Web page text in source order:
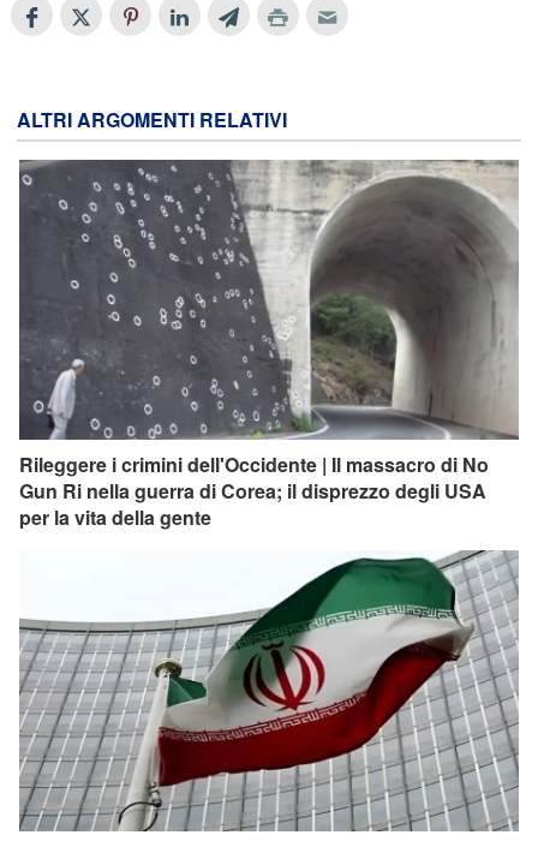
ALTRI ARGOMENTI RELATIVI
Rileggere i crimini dell'Occidente | Il massacro di No
Gun Ri nella guerra di Corea; il disprezzo degli USA
per la vita della gente